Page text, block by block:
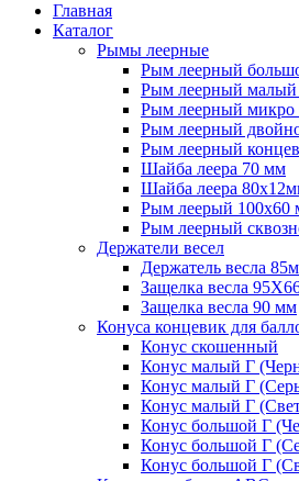
Главная
Каталог
Рымы леерные
Рым леерный
Рым леерный
Рым леерный микро
Рым леерный
Рым леерный
Шайба леера 70 мм
Шайба леера
Рым леерый 100х60
Рым леерный
Держатели весел
Держатель весла
Защелка весла
Защелка весла 90 мм
Конуса концевик для
Конус скошенный
Конус малый Г
Конус малый Г
Конус малый Г
Конус большой Г
Конус большой Г
Конус большой Г